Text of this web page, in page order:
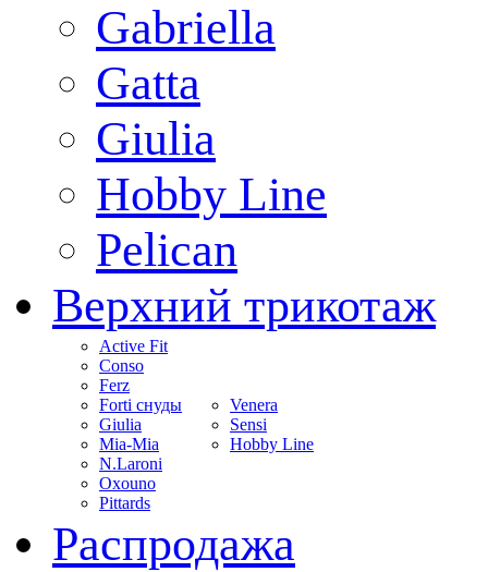
Gabriella
Gatta
Giulia
Hobby Line
Pelican
Верхний трикотаж
Active Fit
Conso
Ferz
Forti снуды
Giulia
Mia-Mia
N.Laroni
Oxouno
Pittards
Venera
Sensi
Hobby Line
Распродажа